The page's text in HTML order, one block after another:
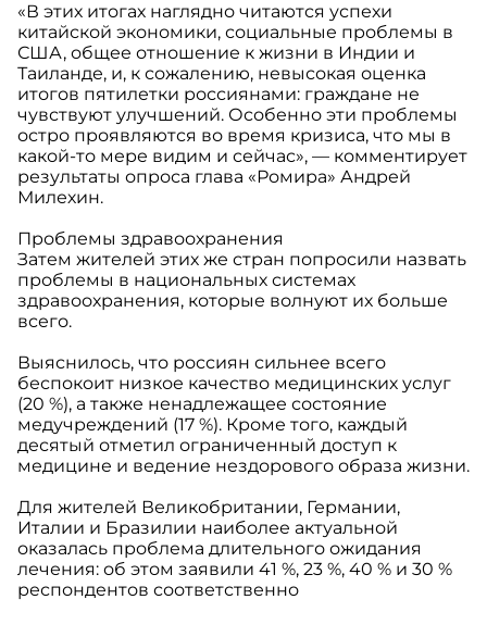
«В этих итогах наглядно читаются успехи
китайской экономики, социальные проблемы в
США, общее отношение к жизни в Индии и
Таиланде, и, к сожалению, невысокая оценка
итогов пятилетки россиянами: граждане не
чувствуют улучшений. Особенно эти проблемы
остро проявляются во время кризиса, что мы в
какой-то мере видим и сейчас», — комментирует
результаты опроса глава «Ромира» Андрей
Милехин.
Проблемы здравоохранения
Затем жителей этих же стран попросили назвать
проблемы в национальных системах
здравоохранения, которые волнуют их больше
всего.
Выяснилось, что россиян сильнее всего
беспокоит низкое качество медицинских услуг
(20 %), а также ненадлежащее состояние
медучреждений (17 %). Кроме того, каждый
десятый отметил ограниченный доступ к
медицине и ведение нездорового образа жизни.
Для жителей Великобритании, Германии,
Италии и Бразилии наиболее актуальной
оказалась проблема длительного ожидания
лечения: об этом заявили 41 %, 23 %, 40 % и 30 %
респондентов соответственно